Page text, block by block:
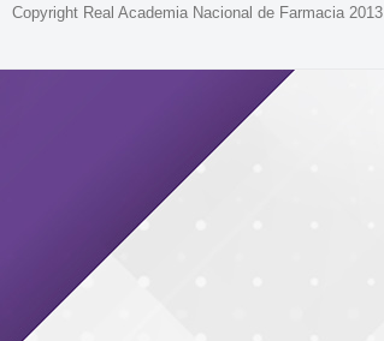
Copyright Real Academia Nacional de Farmacia 2013